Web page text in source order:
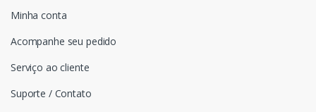
Minha conta
Acompanhe seu pedido
Serviço ao cliente
Suporte / Contato